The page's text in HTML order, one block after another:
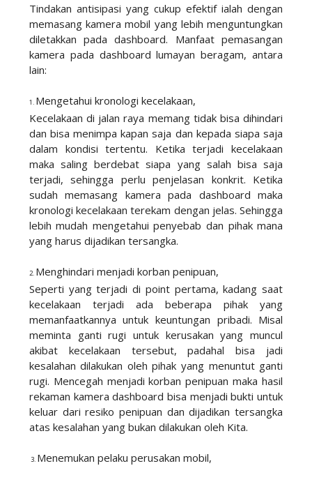
Tindakan antisipasi yang cukup efektif ialah dengan
memasang kamera mobil yang lebih menguntungkan
diletakkan pada dashboard. Manfaat pemasangan
kamera pada dashboard lumayan beragam, antara
lain:
1. Mengetahui kronologi kecelakaan,
Kecelakaan di jalan raya memang tidak bisa dihindari
dan bisa menimpa kapan saja dan kepada siapa saja
dalam kondisi tertentu. Ketika terjadi kecelakaan
maka saling berdebat siapa yang salah bisa saja
terjadi, sehingga perlu penjelasan konkrit. Ketika
sudah memasang kamera pada dashboard maka
kronologi kecelakaan terekam dengan jelas. Sehingga
lebih mudah mengetahui penyebab dan pihak mana
yang harus dijadikan tersangka.
2. Menghindari menjadi korban penipuan,
Seperti yang terjadi di point pertama, kadang saat
kecelakaan terjadi ada beberapa pihak yang
memanfaatkannya untuk keuntungan pribadi. Misal
meminta ganti rugi untuk kerusakan yang muncul
akibat kecelakaan tersebut, padahal bisa jadi
kesalahan dilakukan oleh pihak yang menuntut ganti
rugi. Mencegah menjadi korban penipuan maka hasil
rekaman kamera dashboard bisa menjadi bukti untuk
keluar dari resiko penipuan dan dijadikan tersangka
atas kesalahan yang bukan dilakukan oleh Kita.
3. Menemukan pelaku perusakan mobil,